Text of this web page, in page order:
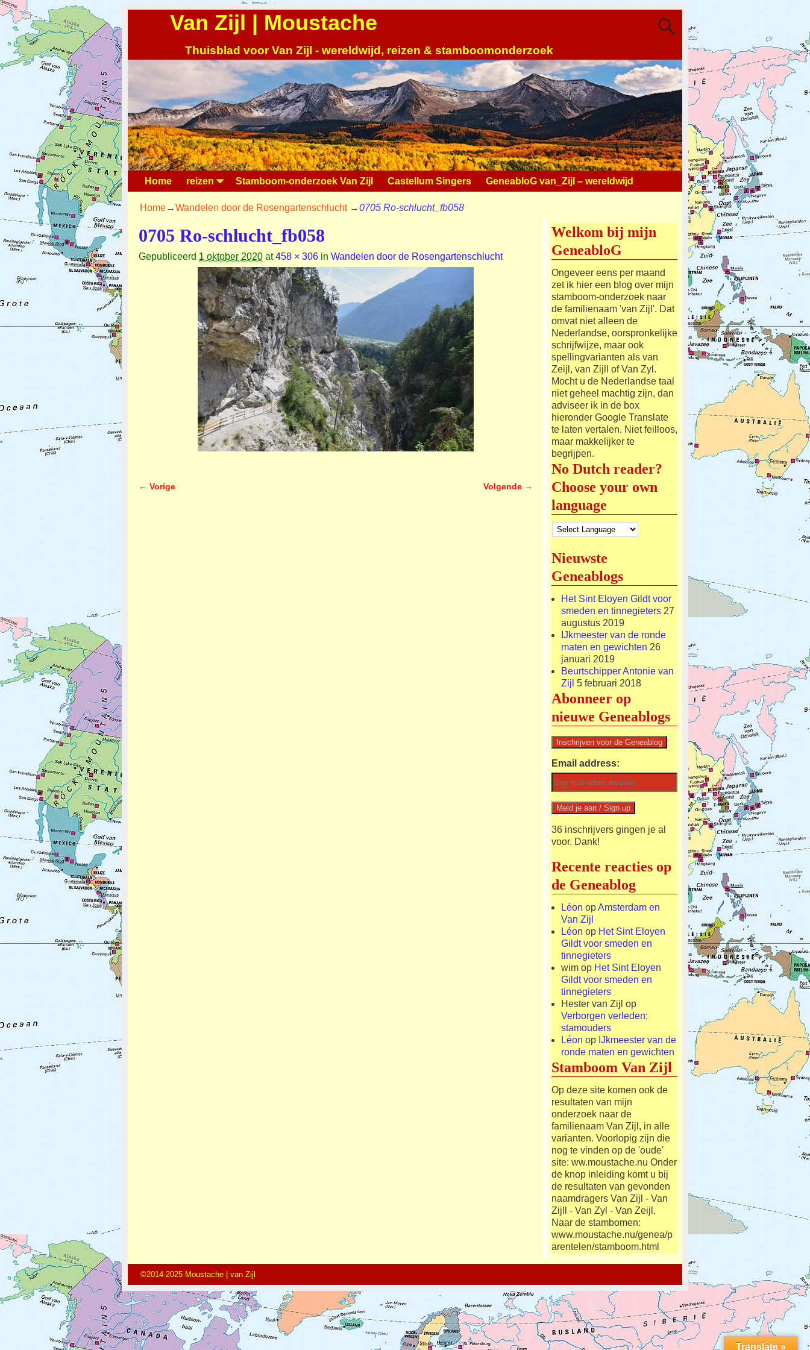
Van Zijl | Moustache
Thuisblad voor Van Zijl - wereldwijd, reizen & stamboomonderzoek
Home reizen Stamboom-onderzoek Van Zijl Castellum Singers GeneabloG van_Zijl – wereldwijd
Home→Wandelen door de Rosengartenschlucht→0705 Ro-schlucht_fb058
0705 Ro-schlucht_fb058
Gepubliceerd 1 oktober 2020 at458 × 306 inWandelen door de Rosengartenschlucht
← Vorige Volgende →
Welkom bij mijn
GeneabloG
Ongeveer eens per maand
zet ik hier een blog over mijn
stamboom-onderzoek naar
de familienaam 'van Zijl'. Dat
omvat niet alleen de
Nederlandse, oorspronkelijke
schrijfwijze, maar ook
spellingvarianten als van
Zeijl, van Zijll of Van Zyl.
Mocht u de Nederlandse taal
niet geheel machtig zijn, dan
adviseer ik in de box
hieronder Google Translate
te laten vertalen. Niet feilloos,
maar makkelijker te
begrijpen.
No Dutch reader?
Choose your own
language
Nieuwste
Geneablogs
Het Sint Eloyen Gildt voor
smeden en tinnegieters 27
augustus 2019
IJkmeester van de ronde
maten en gewichten 26
januari 2019
Beurtschipper Antonie van
Zijl 5 februari 2018
Abonneer op
nieuwe Geneablogs
Email address:
36 inschrijvers gingen je al
voor. Dank!
Recente reacties op
de Geneablog
Léon opAmsterdam en
Van Zijl
Léon op Het Sint Eloyen
Gildt voor smeden en
tinnegieters
wim op Het Sint Eloyen
Gildt voor smeden en
tinnegieters
Hester van Zijl op
Verborgen verleden:
stamouders
Léon op IJkmeester van de
ronde maten en gewichten
Stamboom Van Zijl
Op deze site komen ook de
resultaten van mijn
onderzoek naar de
familienaam Van Zijl, in alle
varianten. Voorlopig zijn die
nog te vinden op de 'oude'
site: ww.moustache.nu Onder
de knop inleiding komt u bij
de resultaten van gevonden
naamdragers Van Zijl - Van
Zijll - Van Zyl - Van Zeijl.
Naar de stambomen:
www.moustache.nu/genea/p
arentelen/stamboom.html
©2014-2025 Moustache | van Zijl
Translate »